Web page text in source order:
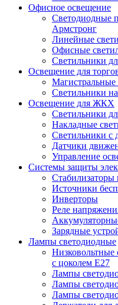
Офисное освещение
Cветодиодные
Армстронг
Линейные
Офисные
Светильники
Освещение для
Магистральные
Светильники
Освещение для ЖКХ
Светильники
Накладные
Светильники с
Датчики
Управление
Системы защиты
Стабилизаторы
Источники
Инверторы
Реле
Зарядные
Лампы светодиодные
с цоколем Е27
Лампы
Лампы
Лампы